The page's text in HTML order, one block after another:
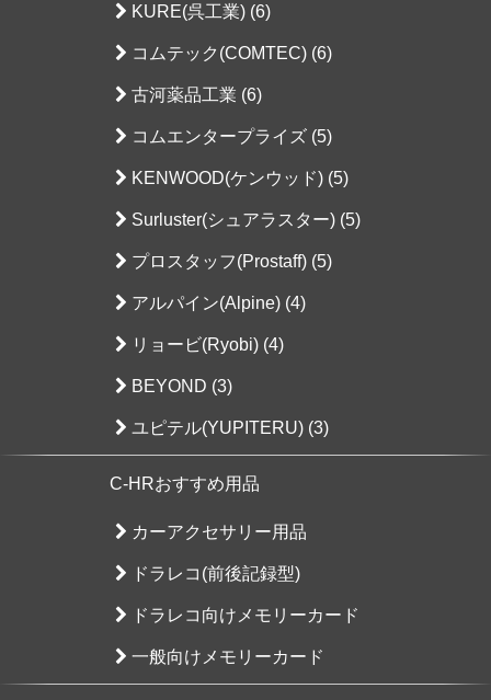
KURE(呉工業) (6)
コムテック(COMTEC) (6)
古河薬品工業 (6)
コムエンタープライズ (5)
KENWOOD(ケンウッド) (5)
Surluster(シュアラスター) (5)
プロスタッフ(Prostaff) (5)
アルパイン(Alpine) (4)
リョービ(Ryobi) (4)
BEYOND (3)
ユピテル(YUPITERU) (3)
C-HRおすすめ用品
カーアクセサリー用品
ドラレコ(前後記録型)
ドラレコ向けメモリーカード
一般向けメモリーカード